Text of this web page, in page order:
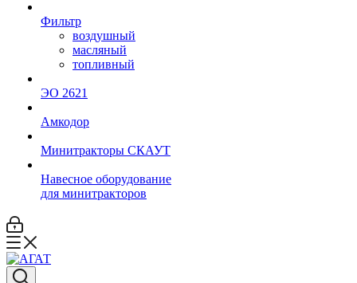
Фильтр
воздушный
масляный
топливный
ЭО 2621
Амкодор
Минитракторы СКАУТ
Навесное оборудование
для минитракторов